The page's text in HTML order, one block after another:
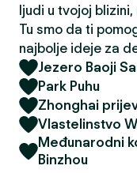
ljudi u tvojoj
Tu smo da ti
najbolje ideje za
Jezero Baoji
Park Puhu
Zhonghai
Vlastelinstvo
Međunarodni
Binzhou